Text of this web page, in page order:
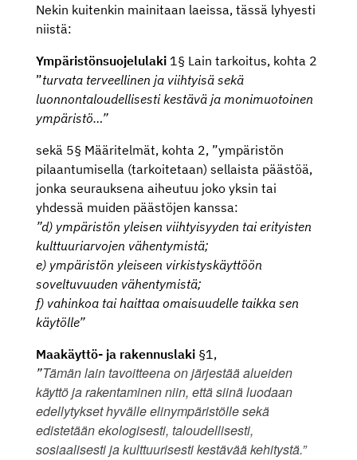
Nekin kuitenkin mainitaan laeissa, tässä lyhyesti
niistä:
Ympäristönsuojelulaki1§ Lain tarkoitus, kohta 2
”turvata terveellinen ja viihtyisä sekä
luonnontaloudellisesti kestävä ja monimuotoinen
ympäristö…”
sekä 5§ Määritelmät, kohta 2, ”ympäristön
pilaantumisella (tarkoitetaan) sellaista päästöä,
jonka seurauksena aiheutuu joko yksin tai
yhdessä muiden päästöjen kanssa:
”d) ympäristön yleisen viihtyisyyden tai erityisten
kulttuuriarvojen vähentymistä;
e) ympäristön yleiseen virkistyskäyttöön
soveltuvuuden vähentymistä;
f) vahinkoa tai haittaa omaisuudelle taikka sen
käytölle”
Maakäyttö- ja rakennuslaki§1,
”Tämän lain tavoitteena on järjestää alueiden
käyttö ja rakentaminen niin, että siinä luodaan
edellytykset hyvälle elinympäristölle sekä
edistetään ekologisesti, taloudellisesti,
sosiaalisesti ja kulttuurisesti kestävää kehitystä.”